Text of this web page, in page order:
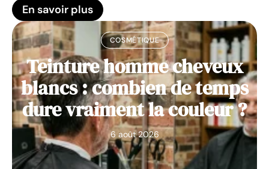
En savoir plus
COSMÉTIQUE
Teinture homme cheveux
blancs : combien de temps
dure vraiment la couleur ?
6 août 2026